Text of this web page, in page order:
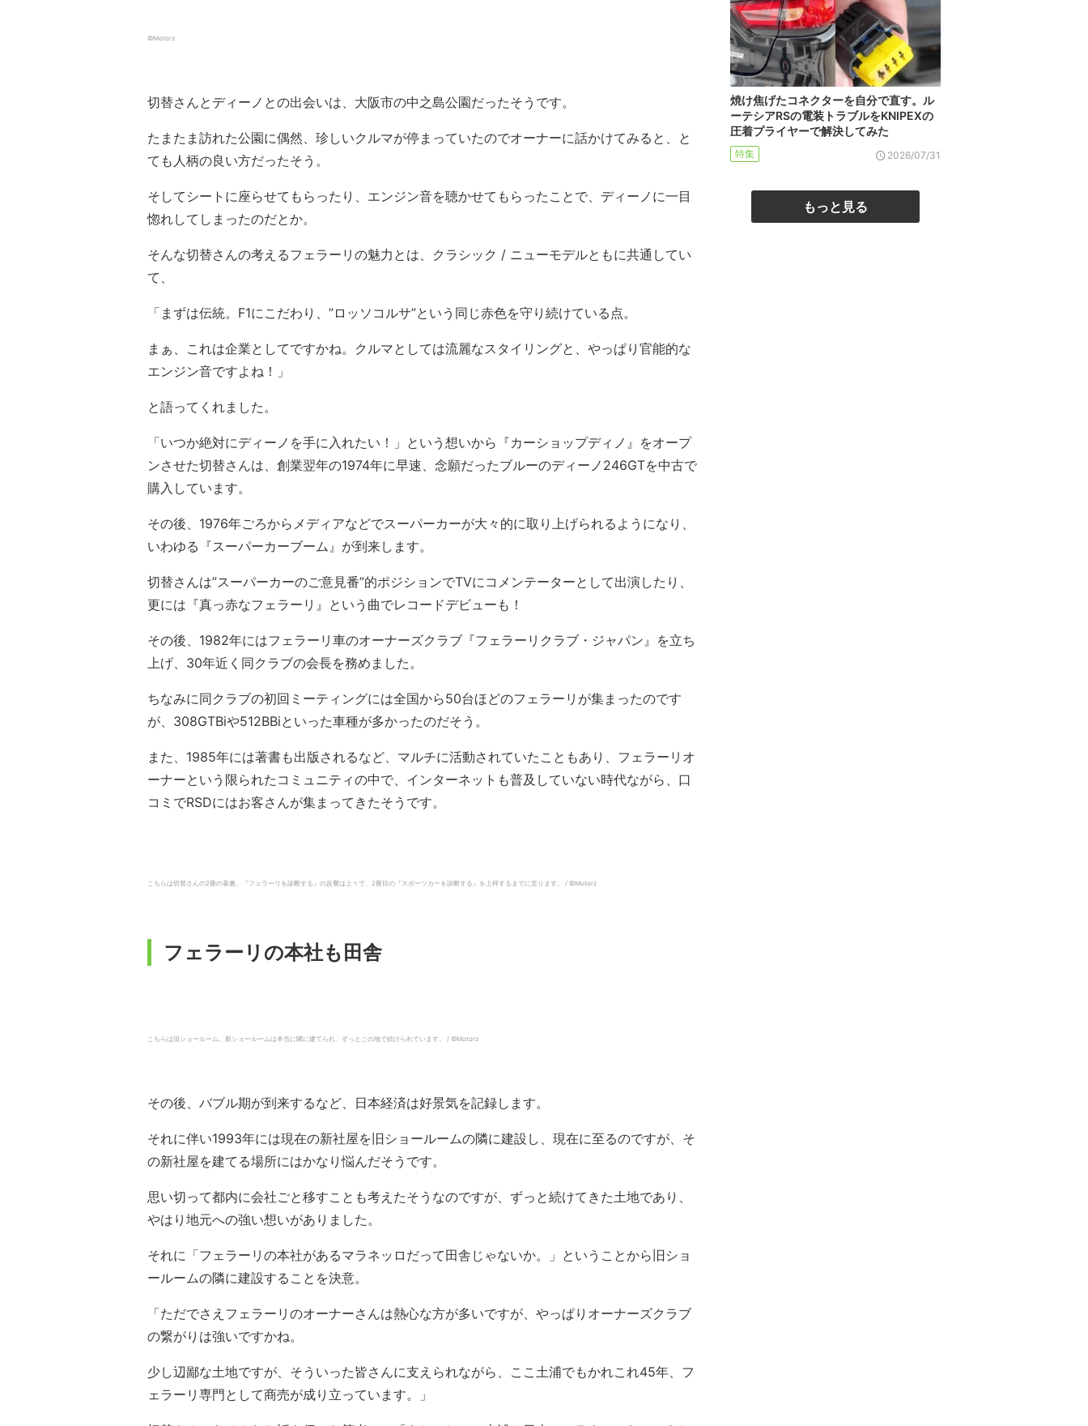
©︎Motorz
切替さんとディーノとの出会いは、大阪市の中之島公園だったそうです。
たまたま訪れた公園に偶然、珍しいクルマが停まっていたのでオーナーに話かけてみると、と
ても人柄の良い方だったそう。
そしてシートに座らせてもらったり、エンジン音を聴かせてもらったことで、ディーノに一目
惚れしてしまったのだとか。
そんな切替さんの考えるフェラーリの魅力とは、クラシック / ニューモデルともに共通してい
て、
「まずは伝統。F1にこだわり、”ロッソコルサ”という同じ赤色を守り続けている点。
まぁ、これは企業としてですかね。クルマとしては流麗なスタイリングと、やっぱり官能的な
エンジン音ですよね！」
と語ってくれました。
「いつか絶対にディーノを手に入れたい！」という想いから『カーショップディノ』をオープ
ンさせた切替さんは、創業翌年の1974年に早速、念願だったブルーのディーノ246GTを中古で
購入しています。
その後、1976年ごろからメディアなどでスーパーカーが大々的に取り上げられるようになり、
いわゆる『スーパーカーブーム』が到来します。
切替さんは”スーパーカーのご意見番”的ポジションでTVにコメンテーターとして出演したり、
更には『真っ赤なフェラーリ』という曲でレコードデビューも！
その後、1982年にはフェラーリ車のオーナーズクラブ『フェラーリクラブ・ジャパン』を立ち
上げ、30年近く同クラブの会長を務めました。
ちなみに同クラブの初回ミーティングには全国から50台ほどのフェラーリが集まったのです
が、308GTBiや512BBiといった車種が多かったのだそう。
また、1985年には著書も出版されるなど、マルチに活動されていたこともあり、フェラーリオ
ーナーという限られたコミュニティの中で、インターネットも普及していない時代ながら、口
コミでRSDにはお客さんが集まってきたそうです。
こちらは切替さんの2冊の著書。『フェラーリを診断する』の反響は上々で、2冊目の『スポーツカーを診断する』を上梓するまでに至ります。 / ©︎Motorz
フェラーリの本社も田舎
こちらは旧ショールーム。新ショールームは本当に隣に建てられ、ずっとこの地で続けられています。 / ©︎Motorz
その後、バブル期が到来するなど、日本経済は好景気を記録します。
それに伴い1993年には現在の新社屋を旧ショールームの隣に建設し、現在に至るのですが、そ
の新社屋を建てる場所にはかなり悩んだそうです。
思い切って都内に会社ごと移すことも考えたそうなのですが、ずっと続けてきた土地であり、
やはり地元への強い想いがありました。
それに「フェラーリの本社があるマラネッロだって田舎じゃないか。」ということから旧ショ
ールームの隣に建設することを決意。
「ただでさえフェラーリのオーナーさんは熱心な方が多いですが、やっぱりオーナーズクラブ
の繋がりは強いですかね。
少し辺鄙な土地ですが、そういった皆さんに支えられながら、ここ土浦でもかれこれ45年、フ
ェラーリ専門として商売が成り立っています。」
焼け焦げたコネクターを自分で直す。ル
ーテシアRSの電装トラブルをKNIPEXの
圧着プライヤーで解決してみた
特集 2026/07/31
もっと見る